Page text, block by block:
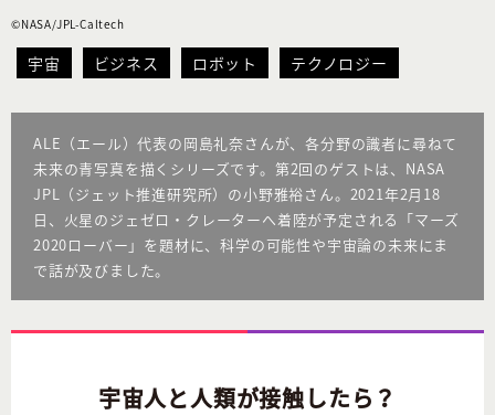
©NASA/JPL-Caltech
宇宙 ビジネス ロボット テクノロジー
ALE（エール）代表の岡島礼奈さんが、各分野の識者に尋ねて
未来の青写真を描くシリーズです。第2回のゲストは、NASA
JPL（ジェット推進研究所）の小野雅裕さん。2021年2月18
日、火星のジェゼロ・クレーターへ着陸が予定される「マーズ
2020ローバー」を題材に、科学の可能性や宇宙論の未来にま
で話が及びました。
宇宙人と人類が接触したら？